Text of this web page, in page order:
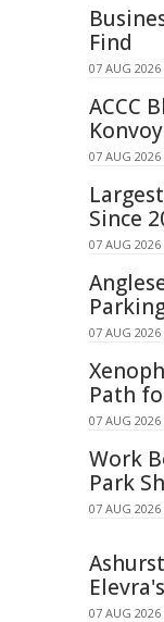
Find
07 AUG 2026
ACCC
07 AUG 2026
Since
07 AUG 2026
07 AUG 2026
Path
07 AUG 2026
Work
Park
07 AUG 2026
07 AUG 2026